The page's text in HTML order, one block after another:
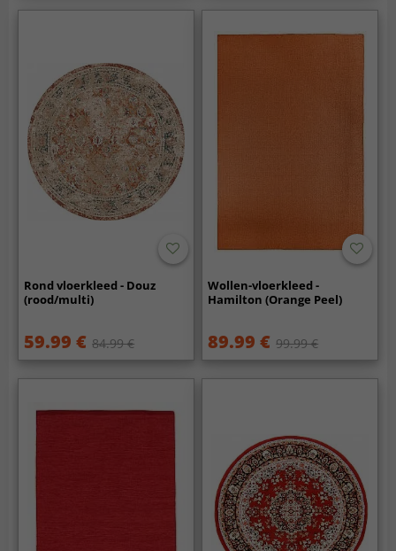
Rond vloerkleed - Douz
(rood/multi)
59.99 € 84.99 €
Wollen-vloerkleed -
Hamilton (Orange Peel)
89.99 € 99.99 €